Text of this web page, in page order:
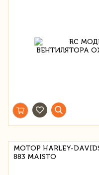
МОТОР HARLEY-
883 MAISTO